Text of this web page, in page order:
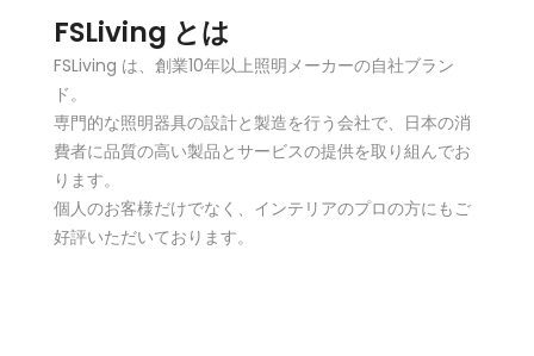
FSLiving とは
FSLiving は、創業10年以上照明メーカーの自社ブラン
ド。
専門的な照明器具の設計と製造を行う会社で、日本の消
費者に品質の高い製品とサービスの提供を取り組んでお
ります。
個人のお客様だけでなく、インテリアのプロの方にもご
好評いただいております。